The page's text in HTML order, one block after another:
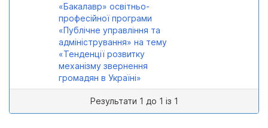
«Бакалавр» освітньо-
професійної програми
«Публічне управління та
адміністрування» на тему
«Тенденції розвитку
механізму звернення
громадян в Україні»
Результати 1 до 1 із 1